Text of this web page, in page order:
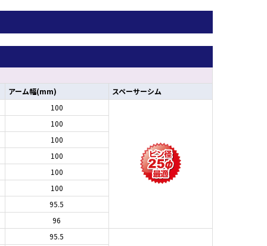
アーム幅(mm)
スペーサーシム
100
100
100
100
100
100
95.5
96
95.5